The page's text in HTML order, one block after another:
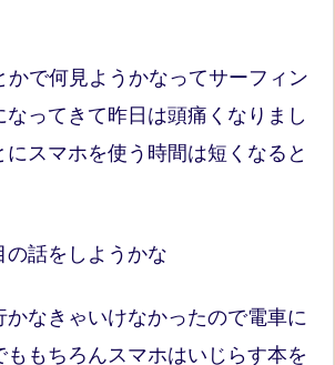
かで何見ようかなってサーフィン
ってきて昨日は頭痛くなりまし
スマホを使う時間は短くなると
の話をしようかな
なきゃいけなかったので電車に
もちろんスマホはいじらす本を